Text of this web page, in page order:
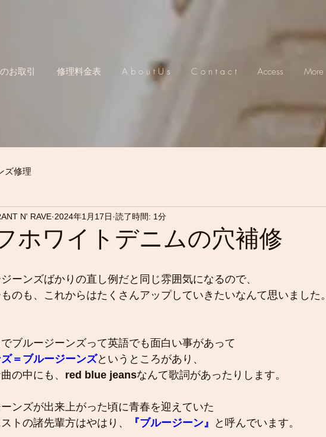
お取引 修理料金表 A b o u t U s C o n t a c t Access More
ズ修理
ホワイトデニムの穴補修
N' RAVE 2024年1月17日 読了時間: 1分
ーンズばかりの直し例だと同じ雰囲気になるので、
のも、これからはたくさんアップしていきたいなんて思いました。
でブルージーンズって英語でも面白い事があって
＝ブルージーンズというところがあり、
の中にも、 red blue jeansなんて歌詞があったりします。
ーンズが出来上がった頃に青春を迎えていた
トの諸先輩方はやはり、
『ブルージーン』 と呼んでいます。